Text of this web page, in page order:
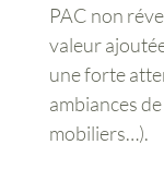
PAC non
valeur
une forte
ambiances
mobiliers…).